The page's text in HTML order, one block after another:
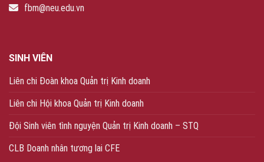
fbm@neu.edu.vn
SINH VIÊN
Liên chi Đoàn khoa Quản trị Kinh doanh
Liên chi Hội khoa Quản trị Kinh doanh
Đội Sinh viên tình nguyện Quản trị Kinh doanh – STQ
CLB Doanh nhân tương lai CFE